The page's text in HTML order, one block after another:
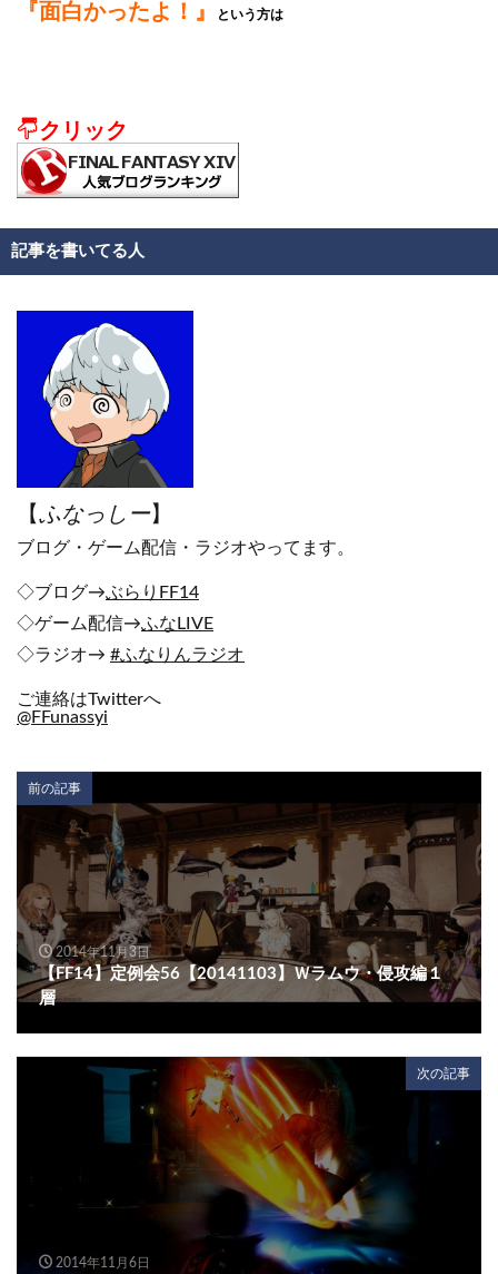
『面白かったよ！』 という方は
クリック
記事を書いてる人
【 ふなっしー】
ブログ・ゲーム配信・ラジオやってます。
◇ブログ→ぶらりFF14
◇ゲーム配信→ふなLIVE
◇ラジオ→ #ふなりんラジオ
ご連絡はTwitterへ
@FFunassyi
前の記事
2014年11月3日
【FF14】定例会56【20141103】Ｗラムウ・侵攻編１
層
次の記事
2014年11月6日